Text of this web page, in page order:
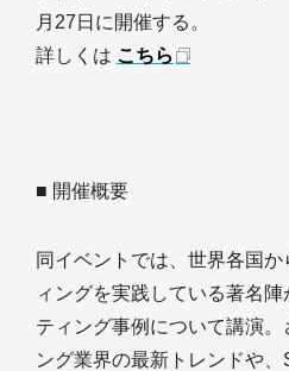
月27日に開催する。
詳しくは こちら
■ 開催概要
同イベントでは、世界各国
ィングを実践している著名
ティング事例について講演
ング業界の最新トレンドや